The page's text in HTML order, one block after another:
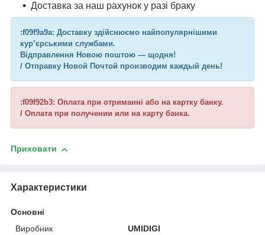
Доставка за наш рахунок у разі браку
:f09f9a9a: Доставку здійснюємо найпопулярнішими
кур’єрськими службами.
Відправлення Новою поштою — щодня!
/ Отправку Новой Почтой производим каждый день!
:f09f92b3: Оплата при отриманні або на картку банку.
/ Оплата при получении или на карту банка.
Приховати
Характеристики
Основні
Виробник
UMIDIGI